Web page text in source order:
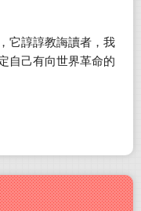
它諄諄教誨讀者，我
自己有向世界革命的